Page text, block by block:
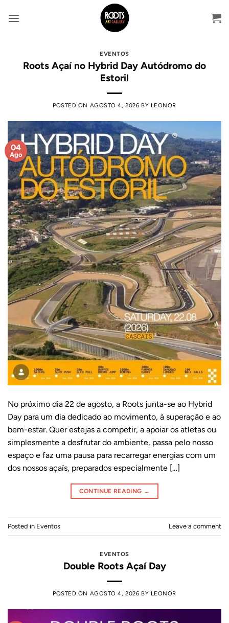
EVENTOS
Roots Açaí no Hybrid Day Autódromo do
Estoril
POSTED ON AGOSTO 4, 2026 BY LEONOR
04
Ago
No próximo dia 22 de agosto, a Roots junta-se ao Hybrid
Day para um dia dedicado ao movimento, à superação e ao
bem-estar. Quer estejas a competir, a apoiar os atletas ou
simplesmente a desfrutar do ambiente, passa pelo nosso
espaço e faz uma pausa para recarregar energias com um
dos nossos açaís, preparados especialmente […]
CONTINUE READING →
Posted in Eventos Leave a comment
EVENTOS
Double Roots Açaí Day
POSTED ON AGOSTO 4, 2026 BY LEONOR